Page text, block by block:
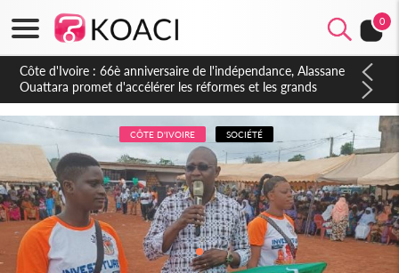
0
Côte d'Ivoire : À Abidjan, Amadou Oury Bah admire le modèle
ivoirien et veut s'en inspirer pour accélérer le développement
de la Guinée
CÔTE D'IVOIRE SOCIÉTÉ